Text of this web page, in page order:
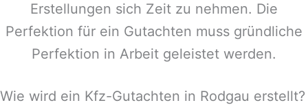
Erstellungen sich Zeit zu nehmen. Die
Perfektion für ein Gutachten muss gründliche
Perfektion in Arbeit geleistet werden.
Wie wird ein Kfz-Gutachten in Rodgau erstellt?